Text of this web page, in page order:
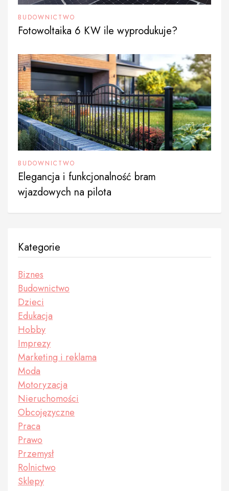
BUDOWNICTWO
Fotowoltaika 6 KW ile wyprodukuje?
BUDOWNICTWO
Elegancja i funkcjonalność bram
wjazdowych na pilota
Kategorie
Biznes
Budownictwo
Dzieci
Edukacja
Hobby
Imprezy
Marketing i reklama
Moda
Motoryzacja
Nieruchomości
Obcojęzyczne
Praca
Prawo
Przemysł
Rolnictwo
Sklepy